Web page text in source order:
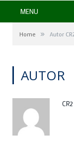
MENU
Home » Autor
AUTOR
CR2